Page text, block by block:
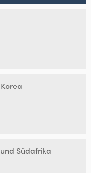
Südafrika